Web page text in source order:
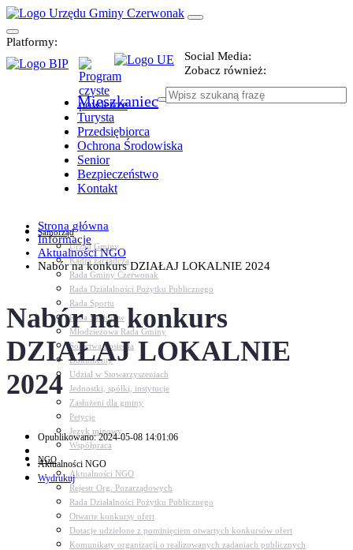
Platformy:
Social Media:
Zobacz również:
Mieszkaniec
Turysta
Przedsiębiorca
Ochrona Środowiska
Senior
Bezpieczeństwo
Kontakt
Samorząd
Urząd Gminy
Kadra zarządcza
Rada Gminy Czerwonak
Rada Działalności Pożytku Publicznego
Rada Sportu
Rada Seniorów
Młodzieżowa Rada Gminy
Sołectwa i osiedla
Dokumenty
Udział w Stowarzyszeniach
Jednostki, spółki, instytucje
Zasłużeni dla gminy
Petycje
Język migowy
Współpraca
NGO
Aktualności NGO
Rejestr Org. Pozarządowych
Rada Działalności Pożytku Publicznego
Otwarte konkursy ofert
Dotacje udzielone z pominięciem otwartych konkursów ofert
Komunikaty organizacji o realizowanych zadaniach publicznych
Strona główna
Informacje
Aktualności NGO
Nabór na konkurs DZIAŁAJ LOKALNIE 2024
Nabór na konkurs
DZIAŁAJ LOKALNIE
2024
Opublikowano: 2024-05-08 14:01:06
Aktualności NGO
Wydrukuj